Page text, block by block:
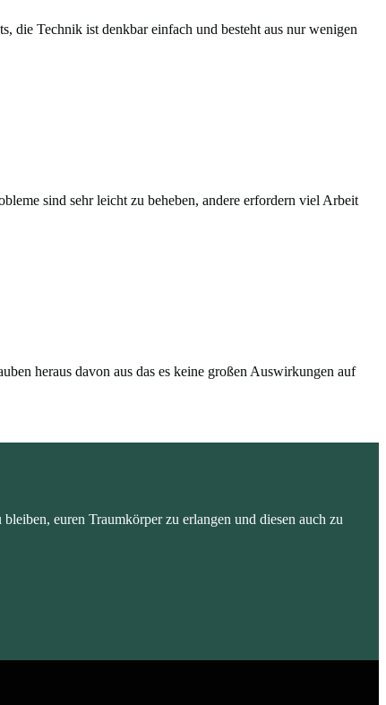
die Technik ist denkbar einfach und besteht aus nur wenigen
sind sehr leicht zu beheben, andere erfordern viel Arbeit
heraus davon aus das es keine großen Auswirkungen auf
euren Traumkörper zu erlangen und diesen auch zu